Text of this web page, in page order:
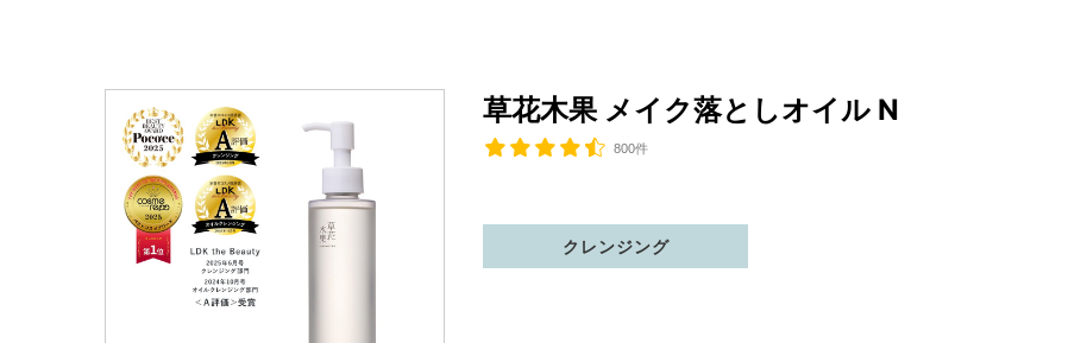
草花木果 メイク落としオイル N
800件
クレンジング